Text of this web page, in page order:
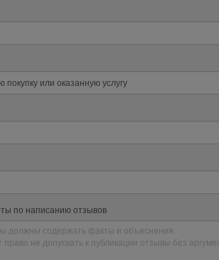
по написанию отзывов